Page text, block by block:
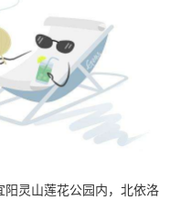
灵山莲花公园内，北依洛